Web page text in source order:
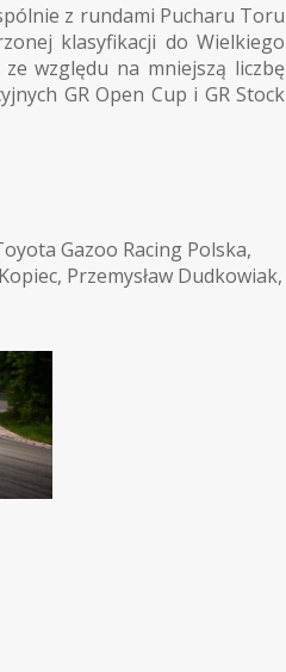
z rundami Pucharu Toru
klasyfikacji do Wielkiego
względu na mniejszą liczbę
GR Open Cup i GR Stock
Gazoo Racing Polska,
, Przemysław Dudkowiak,